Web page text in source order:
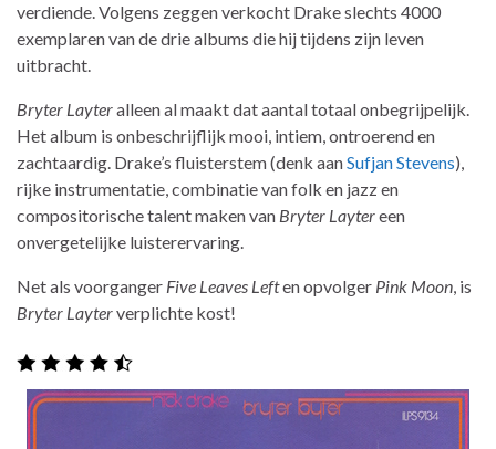
verdiende. Volgens zeggen verkocht Drake slechts 4000
exemplaren van de drie albums die hij tijdens zijn leven
uitbracht.
Bryter Layteralleen al maakt dat aantal totaal onbegrijpelijk.
Het album is onbeschrijflijk mooi, intiem, ontroerend en
zachtaardig. Drake’s fluisterstem (denk aanSufjan Stevens),
rijke instrumentatie, combinatie van folk en jazz en
compositorische talent maken van Bryter Laytereen
onvergetelijke luisterervaring.
Net als voorganger Five Leaves Leften opvolger Pink Moon, is
Bryter Layterverplichte kost!